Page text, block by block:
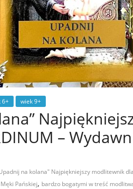
6+ wiek 9+
–
na kolana" Najpiękniejszy modlitewnik
Pańskiej, bardzo bogatymi w treść